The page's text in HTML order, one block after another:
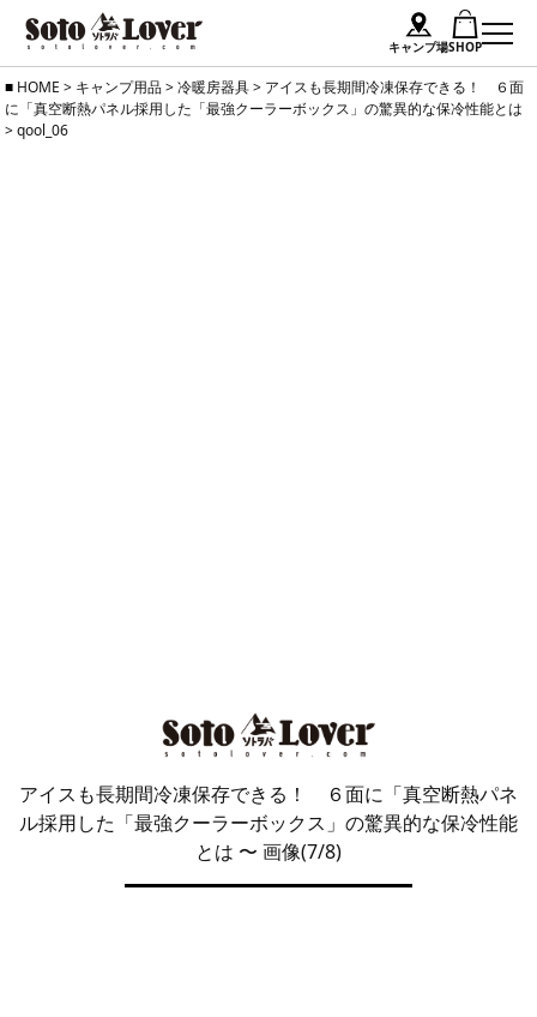
キャンプ場SHOP
Skip
to
content
HOME > キャンプ用品>冷暖房器具> アイスも長期間冷凍保存できる！ ６面
に「真空断熱パネル採用した「最強クーラーボックス」の驚異的な保冷性能とは
>qool_06
アイスも長期間冷凍保存できる！ ６面に「真空断熱パネ
ル採用した「最強クーラーボックス」の驚異的な保冷性能
とは 〜 画像(7/8)